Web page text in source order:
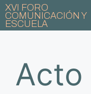
Saltar
al
contenido
XVI FORO
COMUNICACIÓN Y
ESCUELA
Acto